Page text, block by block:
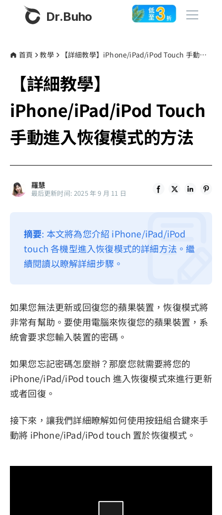
Dr.Buho
產品
BuhoCleaner
BuhoUnlocker
BuhoRepair
BuhoLaunchpad
商店
部落格
更多
隱私權政策
服務條款
首頁 教學 【詳細教學】iPhone/iPad/iPod Touch 手動進入恢復模式的方法
【詳細教學】
iPhone/iPad/iPod Touch
手動進入恢復模式的方法
羅慧
最后更新时间: 2025 年 9 月 11 日
摘要: 本文將為您介紹 iPhone/iPad/iPod
touch 各機型進入恢復模式的詳細方法。繼
續閱讀以瞭解詳細步驟。
如果您無法更新或回復您的蘋果裝置，恢復模式將
非常有幫助。要使用電腦來恢復您的蘋果裝置，系
統會要求您輸入裝置的密碼。
如果您忘記密碼怎麼辦？那麼您就需要將您的
iPhone/iPad/iPod touch 進入恢復模式來進行更新
或者回復。
接下來，讓我們詳細瞭解如何使用按鈕組合鍵來手
動將 iPhone/iPad/iPod touch 置於恢復模式。